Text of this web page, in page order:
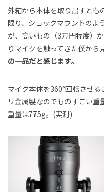
外箱から本体を取り出すとも
限り、ショックマウントのよ
が、高いもの（3万円程度）
りマイクを触ってきた僕から
の一品だと感じます。
マイク本体を360°回転させ
リ金属製なのでものすごい
重量は775g。(実測)